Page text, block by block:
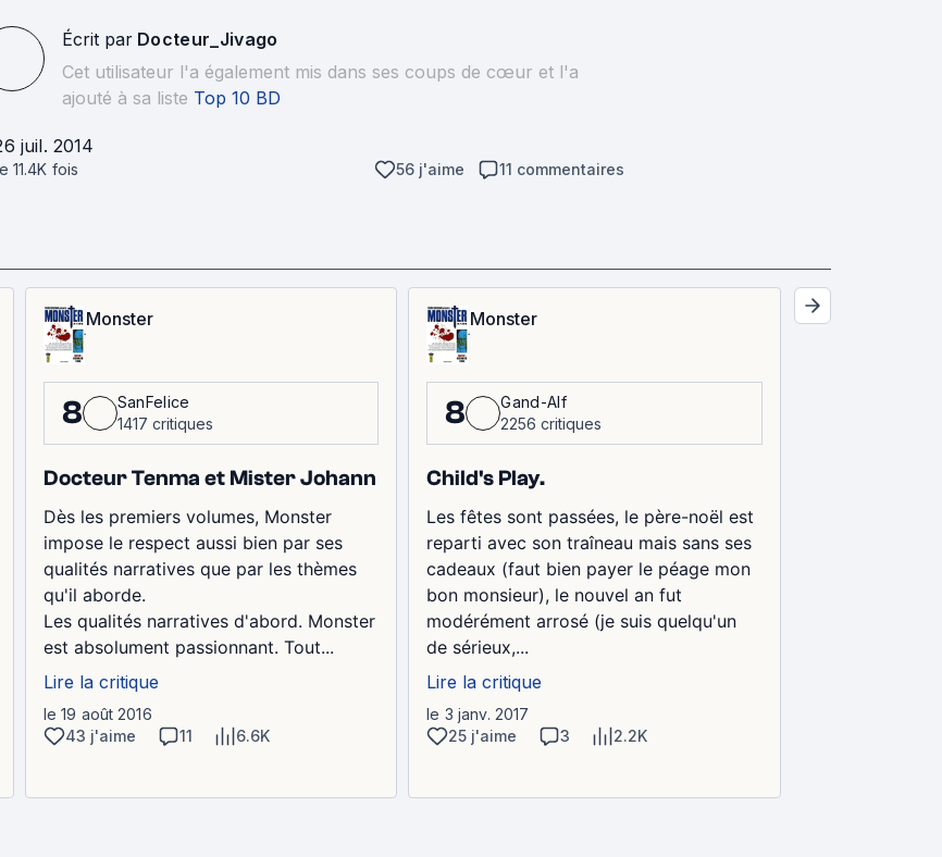
Écrit par Docteur_Jivago
Cet utilisateur l'a également mis dans ses coups de cœur et l'a
ajouté à sa liste Top 10 BD
juil. 2014
11.4K fois 56 j'aime 11 commentaires
Monster
8
SanFelice
1417 critiques
Docteur Tenma et Mister Johann
Dès les premiers volumes, Monster
impose le respect aussi bien par ses
qualités narratives que par les thèmes
qu'il aborde.
Les qualités narratives d'abord. Monster
est absolument passionnant. Tout...
Lire la critique
le 19 août 2016
43 j'aime
11 6.6K
Monster
8
Gand-Alf
2256 critiques
Child's Play.
Les fêtes sont passées, le père-noël est
reparti avec son traîneau mais sans ses
cadeaux (faut bien payer le péage mon
bon monsieur), le nouvel an fut
modérément arrosé (je suis quelqu'un
de sérieux,...
Lire la critique
le 3 janv. 2017
25 j'aime
3 2.2K